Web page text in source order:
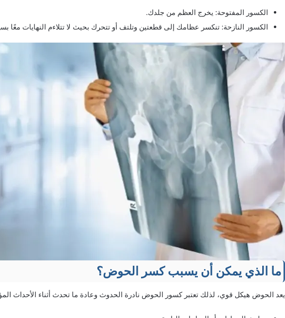
الكسور المفتوحة: يخرج العظم من جلدك.
الكسور النازحة: تنكسر عظامك إلى قطعتين وتلتف أو تتحرك بحيث لا تتلاءم النهايات معًا
ما الذي يمكن أن يسبب كسر الحوض؟
يعد الحوض هيكل قوي، لذلك تعتبر كسور الحوض نادرة الحدوث وعادة ما تحدث أثناء الأحداث